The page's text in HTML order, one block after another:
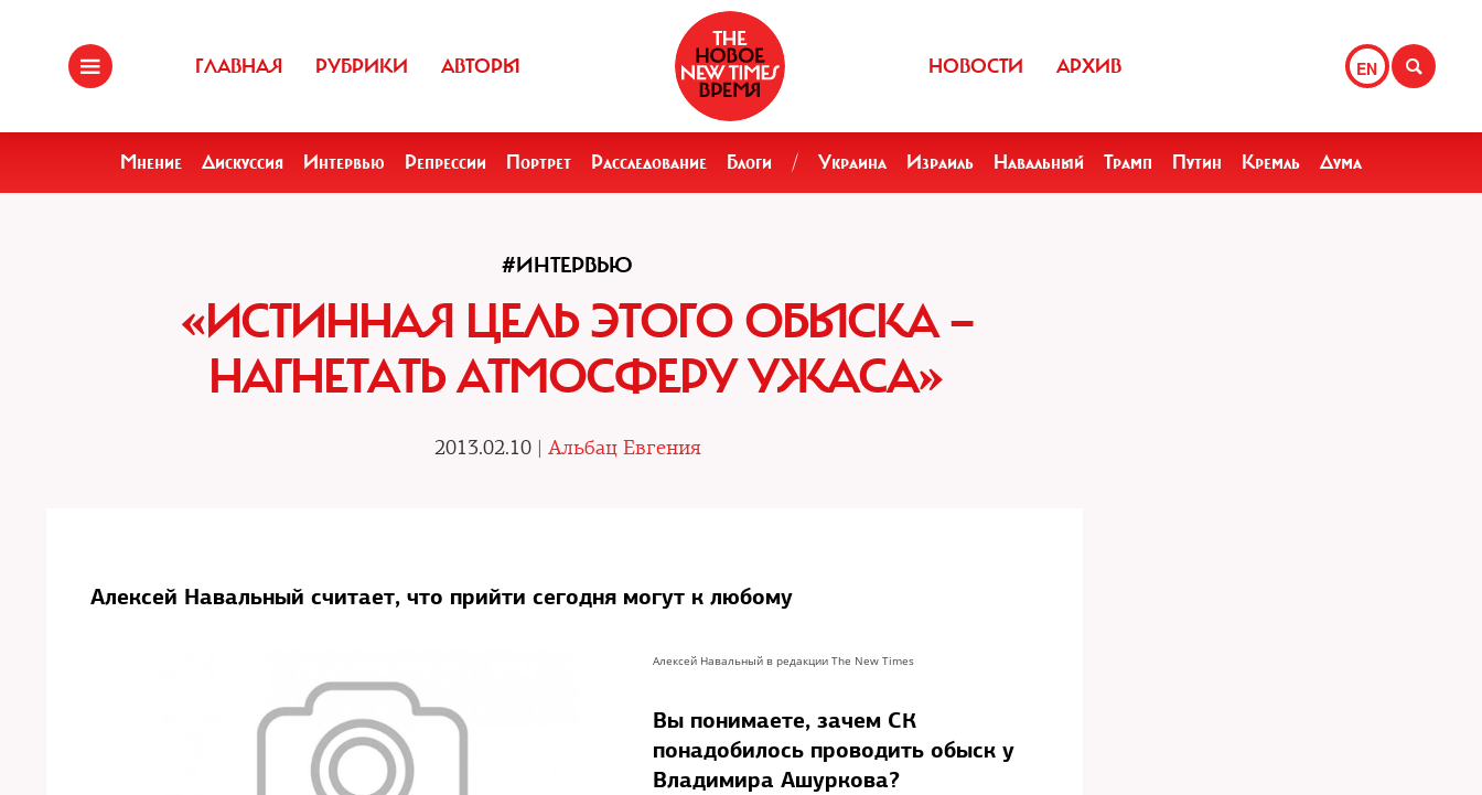
ГЛАВНАЯ РУБРИКИ АВТОРЫ EN
НОВОСТИ АРХИВ
Мнение Дискуссия Интервью Репрессии Портрет Расследование Блоги / Украина Израиль Навальный Трамп Путин Кремль Дума
#ИНТЕРВЬЮ
«ИСТИННАЯ ЦЕЛЬ ЭТОГО ОБЫСКА —
НАГНЕТАТЬ АТМОСФЕРУ УЖАСА»
2013.02.10 | Альбац Евгения
Алексей Навальный считает, что прийти сегодня могут к любому
Алексей Навальный в редакции The New Times
Вы понимаете, зачем СК
понадобилось проводить обыск у
Владимира Ашуркова?